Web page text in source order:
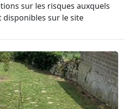
sur les risques auxquels
disponibles sur le site